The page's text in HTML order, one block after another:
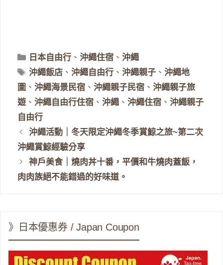
分
類
日本自由行 、沖繩住宿 、沖繩
標
籤
沖繩飯店 、沖繩自由行 、沖繩親子 、沖繩地
圖 、 沖繩海景民宿 、 沖繩親子民宿 、 沖繩親子旅
遊 、 沖繩自由行住宿 、 沖繩 、 沖繩住宿 、 沖繩親子
自由行
沖繩活動｜冬天限定沖繩冬季賞鯨之旅~第二次
沖繩賞鯨經驗分享
神戶美食｜燒肉丼十番，平價和牛燒肉蓋飯，
肉肉族絕不能錯過的好味道。
》日本優惠券 / Japan Coupon